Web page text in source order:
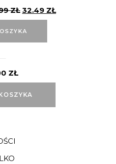
ZŁ 32.49 ZŁ
ZŁ